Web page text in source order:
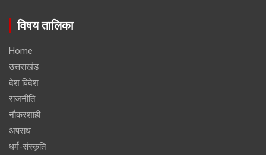
विषय तालिका
Home
उत्तराखंड
देश विदेश
राजनीति
नौकरशाही
अपराध
धर्म-संस्कृति